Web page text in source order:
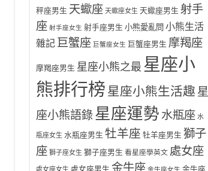
秤座男生 天蠍座 天蠍座女生 天蠍座男生 射手
座 射手座女生 射手座男生 小熊愛亂問 小熊生活
雜記 巨蟹座 巨蟹座女生 巨蟹座男生 摩羯座
摩羯座男生 星座小熊之最 星座小
熊排行榜 星座小熊生活趣 星
座小熊語錄星座運勢 水瓶座 水
瓶座女生 水瓶座男生 牡羊座 牡羊座男生 獅子
座 獅子座女生 獅子座男生 看星座學英文 處女座
處女座男生 金牛座
金牛座